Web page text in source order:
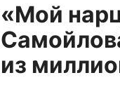
«Мой
из